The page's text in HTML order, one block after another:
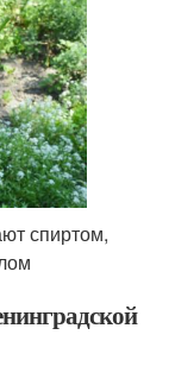
спиртом,